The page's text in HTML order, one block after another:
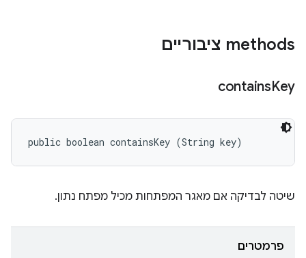
‫methods ציבוריים
containsKey
public boolean containsKey (String key)
שיטה לבדיקה אם מאגר המפתחות מכיל מפתח נתון.
פרמטרים